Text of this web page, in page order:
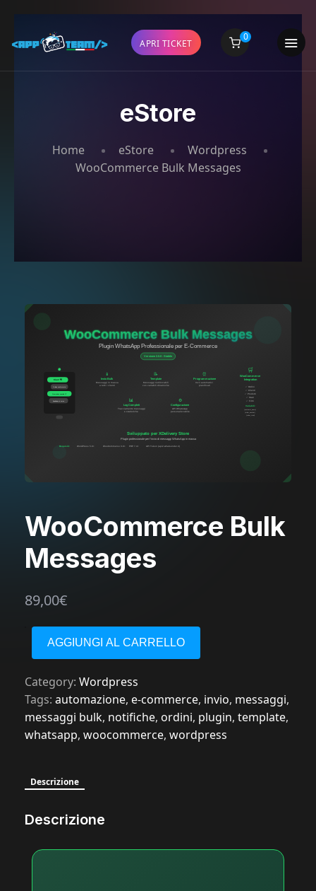
APRI TICKET
0
eStore
Home eStore
Wordpress
WooCommerce Bulk Messages
WooCommerce Bulk
Messages
89,00€
AGGIUNGI AL CARRELLO
Category: Wordpress
Tags: automazione, e-commerce, invio, messaggi,
messaggi bulk, notifiche, ordini, plugin, template,
whatsapp, woocommerce, wordpress
Descrizione
Descrizione